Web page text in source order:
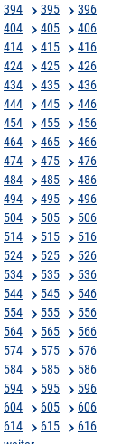
394 395
396
404 405
406
414 415
416
424 425
426
434 435
436
444 445
446
454 455
456
464 465
466
474 475
476
484 485
486
494 495
496
504 505
506
514 515
516
524 525
526
534 535
536
544 545
546
554 555
556
564 565
566
574 575
576
584 585
586
594 595
596
604 605
606
614 615
616